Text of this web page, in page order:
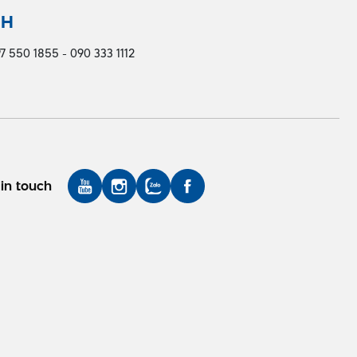
550 1855 - 090 333 1112
touch